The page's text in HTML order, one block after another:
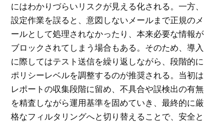
にはわかりづらいリスクが見える化される。一方、
設定作業を誤ると、意図しないメールまで正規のメ
ールとして処理されなかったり、本来必要な情報が
ブロックされてしまう場合もある。そのため、導入
に際してはテスト送信を繰り返しながら、段階的に
ポリシーレベルを調整するのが推奨される。当初は
レポートの収集段階に留め、不具合や誤検出の有無
を精査しながら運用基準を固めていき、最終的に厳
格なフィルタリングへと切り替えることで、安全と